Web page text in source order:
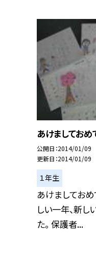
あけましておめ
公開日 2014/01/09
更新日 2014/01/09
１年生
あけましておめ
しい一年、新
た。 保護者...